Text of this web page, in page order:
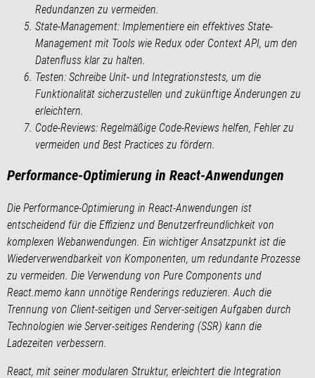
Redundanzen zu vermeiden.
State-Management: Implementiere ein effektives State-
Management mit Tools wie Redux oder Context API, um den
Datenfluss klar zu halten.
Testen: Schreibe Unit- und Integrationstests, um die
Funktionalität sicherzustellen und zukünftige Änderungen zu
erleichtern.
Code-Reviews: Regelmäßige Code-Reviews helfen, Fehler zu
vermeiden und Best Practices zu fördern.
Performance-Optimierung in React-Anwendungen
Die Performance-Optimierung in React-Anwendungen ist
entscheidend für die Effizienz und Benutzerfreundlichkeit von
komplexen Webanwendungen. Ein wichtiger Ansatzpunkt ist die
Wiederverwendbarkeit von Komponenten, um redundante Prozesse
zu vermeiden. Die Verwendung von Pure Components und
React.memo kann unnötige Renderings reduzieren. Auch die
Trennung von Client-seitigen und Server-seitigen Aufgaben durch
Technologien wie Server-seitiges Rendering (SSR) kann die
Ladezeiten verbessern.
React, mit seiner modularen Struktur, erleichtert die Integration